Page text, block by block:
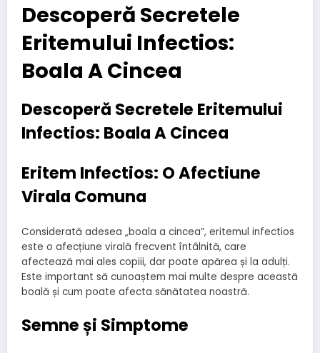
Descoperă Secretele
Eritemului Infectios:
Boala A Cincea
Descoperă Secretele Eritemului
Infectios: Boala A Cincea
Eritem Infectios: O Afectiune
Virala Comuna
Considerată adesea „boala a cincea”, eritemul infectios
este o afecțiune virală frecvent întâlnită, care
afectează mai ales copiii, dar poate apărea și la adulți.
Este important să cunoaștem mai multe despre această
boală și cum poate afecta sănătatea noastră.
Semne și Simptome